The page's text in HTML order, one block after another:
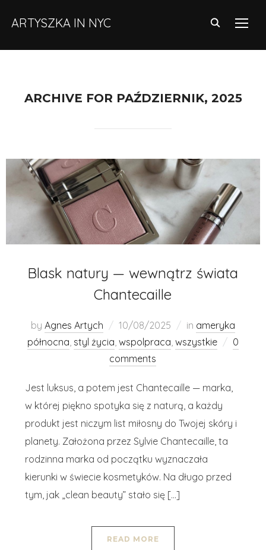
ARTYSZKA IN NYC
ARCHIVE FOR PAŹDZIERNIK, 2025
Blask natury — wewnątrz świata
Chantecaille
by Agnes Artych 10/08/2025 in ameryka
północna, styl życia, wspolpraca, wszystkie
0
comments
Jest luksus, a potem jest Chantecaille — marka,
w której piękno spotyka się z naturą, a każdy
produkt jest niczym list miłosny do Twojej skóry i
planety. Założona przez Sylvie Chantecaille, ta
rodzinna marka od początku wyznaczała
kierunki w świecie kosmetyków. Na długo przed
tym, jak „clean beauty” stało się […]
READ MORE